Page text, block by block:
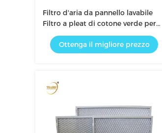
Filtro d'aria da pannello lavabile
Filtro a pleat di cotone verde per
cappuccio di flusso laminare
Ottenga il migliore prezzo